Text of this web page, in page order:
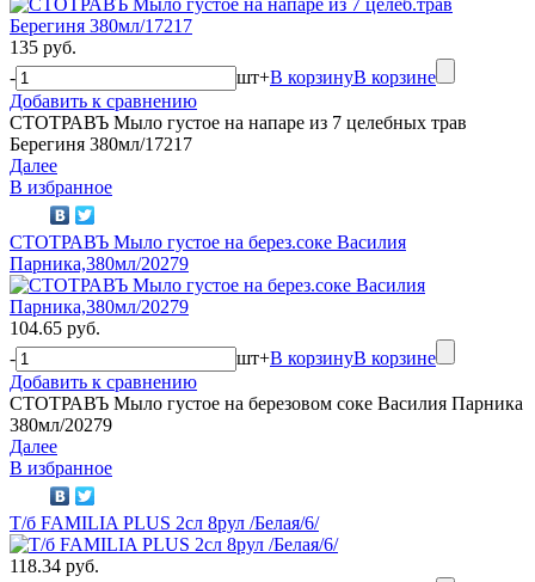
135 руб.
-
шт+В корзинуВ корзине
Добавить к сравнению
СТОТРАВЪ Мыло густое на напаре из 7 целебных трав
Берегиня 380мл/17217
Далее
В избранное
СТОТРАВЪ Мыло густое на берез.соке Василия
Парника,380мл/20279
104.65 руб.
-
шт+В корзинуВ корзине
Добавить к сравнению
СТОТРАВЪ Мыло густое на березовом соке Василия Парника
380мл/20279
Далее
В избранное
Т/б FAMILIA PLUS 2сл 8рул /Белая/6/
118.34 руб.